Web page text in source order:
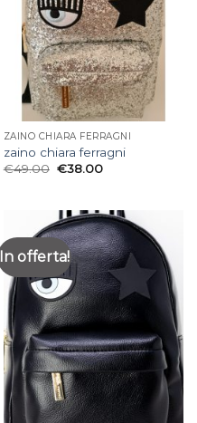
ZAINO CHIARA FERRAGNI
zaino chiara ferragni
€49.00 €38.00
In offerta!